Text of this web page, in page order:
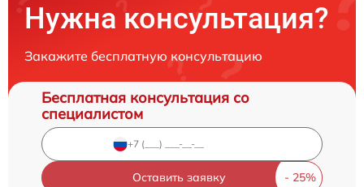
Нужна консультация?
Закажите бесплатную консультацию
Бесплатная консультация со
специалистом
Оставить заявку